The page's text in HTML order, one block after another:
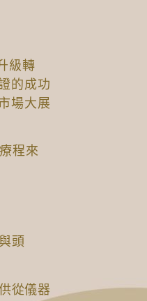
級轉
的成功
場大展
程來
頭
從儀器